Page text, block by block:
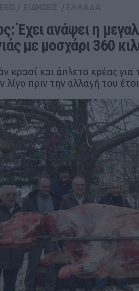
Έχει ανάψει η
με μοσχάρι 360
κρασί και άπλετο κρέας για
λίγο πριν την αλλαγή του